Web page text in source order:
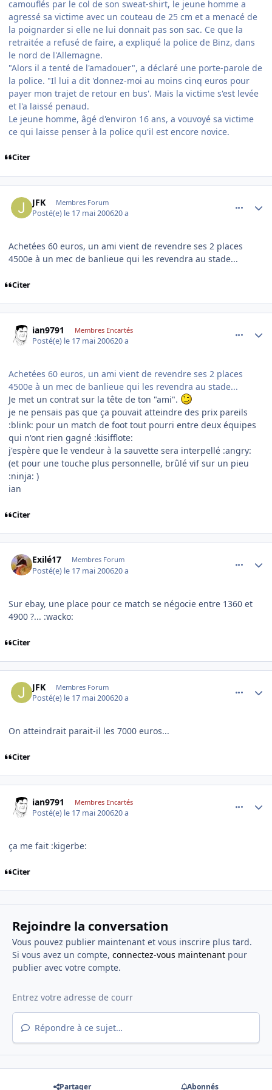
camouflés par le col de son sweat-shirt, le jeune homme a
agressé sa victime avec un couteau de 25 cm et a menacé de
la poignarder si elle ne lui donnait pas son sac. Ce que la
retraitée a refusé de faire, a expliqué la police de Binz, dans
le nord de l'Allemagne.
"Alors il a tenté de l'amadouer", a déclaré une porte-parole de
la police. "Il lui a dit 'donnez-moi au moins cinq euros pour
payer mon trajet de retour en bus'. Mais la victime s'est levée
et l'a laissé penaud.
Le jeune homme, âgé d'environ 16 ans, a vouvoyé sa victime
ce qui laisse penser à la police qu'il est encore novice.
Citer
JFK Membres Forum
Posté(e) le 17 mai 200620 a
Achetées 60 euros, un ami vient de revendre ses 2 places
4500e à un mec de banlieue qui les revendra au stade...
Citer
ian9791 Membres Encartés
Posté(e) le 17 mai 200620 a
Achetées 60 euros, un ami vient de revendre ses 2 places
4500e à un mec de banlieue qui les revendra au stade...
Je met un contrat sur la tête de ton "ami".
je ne pensais pas que ça pouvait atteindre des prix pareils
:blink: pour un match de foot tout pourri entre deux équipes
qui n'ont rien gagné :kisifflote:
j'espère que le vendeur à la sauvette sera interpellé :angry:
(et pour une touche plus personnelle, brûlé vif sur un pieu
:ninja: )
ian
Citer
Exilé17 Membres Forum
Posté(e) le 17 mai 200620 a
Sur ebay, une place pour ce match se négocie entre 1360 et
4900 ?... :wacko:
Citer
JFK Membres Forum
Posté(e) le 17 mai 200620 a
On atteindrait parait-il les 7000 euros...
Citer
ian9791 Membres Encartés
Posté(e) le 17 mai 200620 a
ça me fait :kigerbe:
Citer
Rejoindre la conversation
Vous pouvez publier maintenant et vous inscrire plus tard.
Si vous avez un compte, connectez-vous maintenantpour
publier avec votre compte.
Répondre à ce sujet…
Partager Abonnés